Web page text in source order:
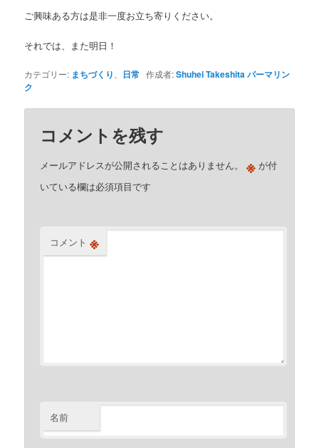
ご興味ある方は是非一度お立ち寄りください。
それでは、また明日！
カテゴリー: まちづくり 日常 作成者:Shuhei Takeshitaパーマリン
ク
コメントを残す
メールアドレスが公開されることはありません。 ※ が付
いている欄は必須項目です
コメント ※
名前